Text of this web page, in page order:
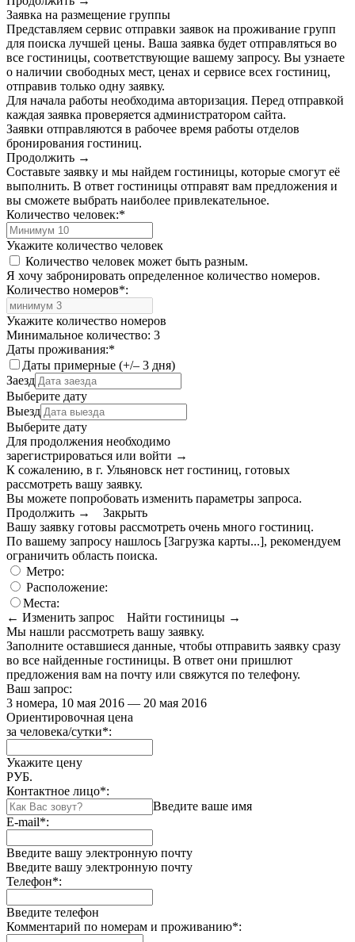
Заявка на размещение группы
Представляем сервис отправки заявок на проживание групп
для поиска лучшей цены. Ваша заявка будет отправляться во
все гостиницы, соответствующие вашему запросу. Вы узнаете
о наличии свободных мест, ценах и сервисе всех гостиниц,
отправив только одну заявку.
Для начала работы необходима авторизация. Перед отправкой
каждая заявка проверяется администратором сайта.
Заявки отправляются в рабочее время работы отделов
бронирования гостиниц.
Продолжить →
Составьте заявку и мы найдем гостиницы, которые смогут её
выполнить. В ответ гостиницы отправят вам предложения и
вы сможете выбрать наиболее привлекательное.
Количество человек:*
Укажите количество человек
Количество человек может быть разным.
Я хочу забронировать определенное количество номеров.
Количество номеров*:
Укажите количество номеров
Минимальное количество: 3
Даты проживания:*
Даты примерные (+/– 3 дня)
Заезд
Выберите дату
Выезд
Выберите дату
Для продолжения необходимо
зарегистрироваться или войти →
К сожалению, в г. Ульяновск нет гостиниц, готовых
рассмотреть вашу заявку.
Вы можете попробовать изменить параметры запроса.
Продолжить →
Закрыть
Вашу заявку готовы рассмотреть очень много гостиниц.
По вашему запросу нашлось [Загрузка карты...], рекомендуем
ограничить область поиска.
Метро:
Расположение:
Места:
← Изменить запрос
Найти гостиницы →
Мы нашли рассмотреть вашу заявку.
Заполните оставшиеся данные, чтобы отправить заявку сразу
во все найденные гостиницы. В ответ они пришлют
предложения вам на почту или свяжутся по телефону.
Ваш запрос:
3 номера, 10 мая 2016 — 20 мая 2016
Ориентировочная цена
за человека/сутки*:
Укажите цену
РУБ.
Контактное лицо*:
Введите ваше имя
E-mail*:
Введите вашу электронную почту
Введите вашу электронную почту
Телефон*:
Введите телефон
Комментарий по номерам и проживанию*: